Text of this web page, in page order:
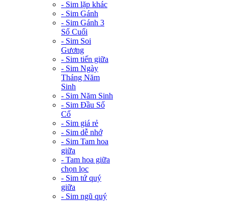
- Sim lặp khác
- Sim Gánh
- Sim Gánh 3
Số Cuối
- Sim Soi
Gương
- Sim tiến giữa
- Sim Ngày
Tháng Năm
Sinh
- Sim Năm Sinh
- Sim Đầu Số
Cổ
- Sim giá rẻ
- Sim dễ nhớ
- Sim Tam hoa
giữa
- Tam hoa giữa
chọn lọc
- Sim tứ quý
giữa
- Sim ngũ quý